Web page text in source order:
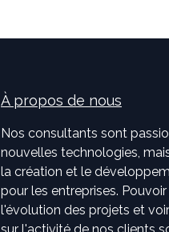
À propos de nous
Nos consultants sont
nouvelles technologies,
la création et le
pour les entreprises.
l'évolution des projets et